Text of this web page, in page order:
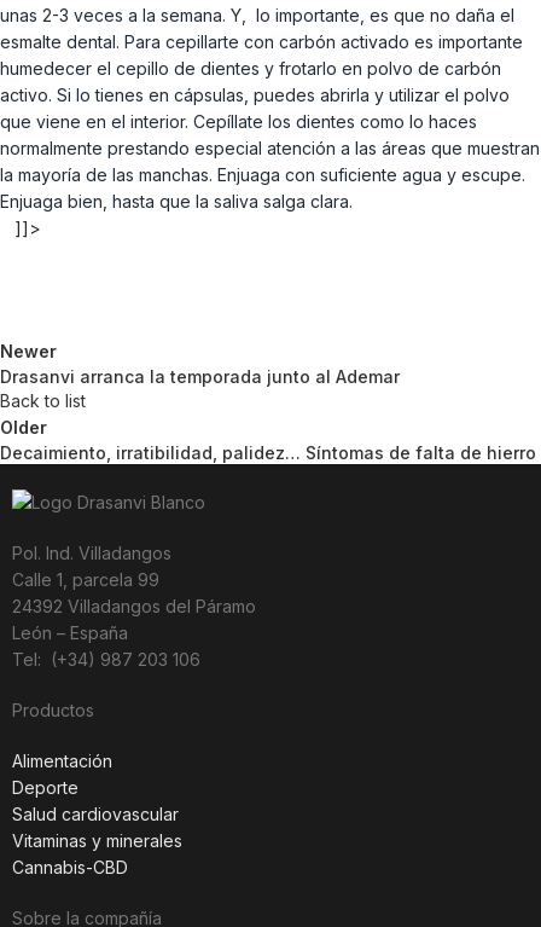
unas 2-3 veces a la semana. Y, lo importante, es que no daña el
esmalte dental. Para cepillarte con carbón activado es importante
humedecer el cepillo de dientes y frotarlo en polvo de carbón
activo. Si lo tienes en cápsulas, puedes abrirla y utilizar el polvo
que viene en el interior. Cepíllate los dientes como lo haces
normalmente prestando especial atención a las áreas que muestran
la mayoría de las manchas. Enjuaga con suficiente agua y escupe.
Enjuaga bien, hasta que la saliva salga clara.
]]>
Newer
Drasanvi arranca la temporada junto al Ademar
Back to list
Older
Decaimiento, irratibilidad, palidez… Síntomas de falta de hierro
Pol. Ind. Villadangos
Calle 1, parcela 99
24392 Villadangos del Páramo
León – España
Tel: (+34) 987 203 106
Productos
Alimentación
Deporte
Salud cardiovascular
Vitaminas y minerales
Cannabis-CBD
Sobre la compañía